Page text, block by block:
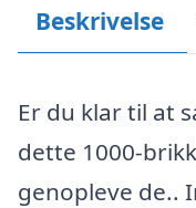
Beskrivelse
Er du klar til at
dette 1000-
genopleve de..